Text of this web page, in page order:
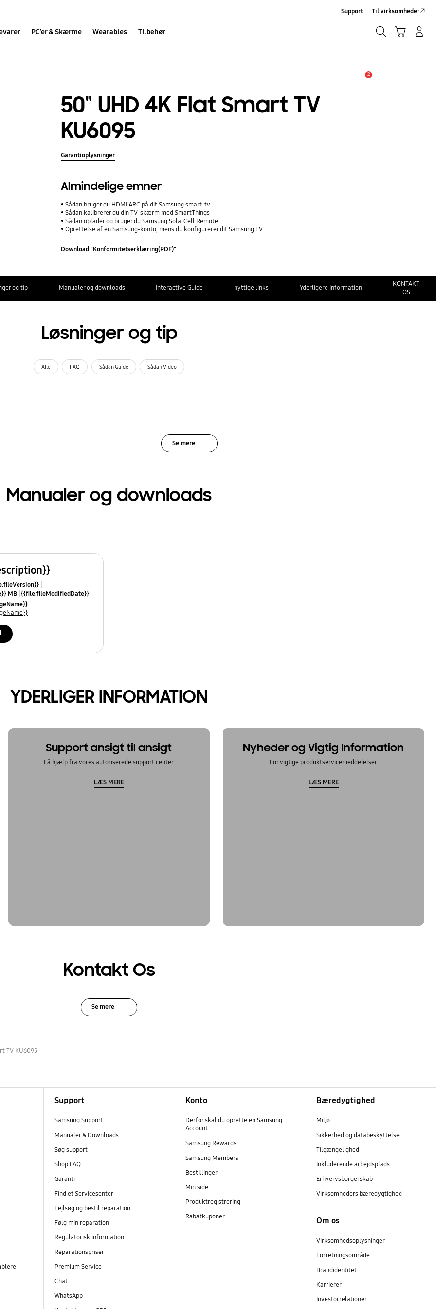
PC’er & Skærme Wearables Tilbehør
Support Til virksomheder
2
50" UHD 4K Flat Smart TV
KU6095
Garantioplysninger
Almindelige emner
Sådan bruger du HDMI ARC på dit Samsung smart-tv
Sådan kalibrerer du din TV-skærm med SmartThings
Sådan oplader og bruger du Samsung SolarCell Remote
Oprettelse af en Samsung-konto, mens du konfigurerer dit Samsung TV
Download "Konformitetserklæring(PDF)"
og tip Manualer og downloads Interactive Guide nyttige links Yderligere Information
KONTAKT
OS
Løsninger og tip
Alle FAQ Sådan Guide Sådan Video
Se mere
Manualer og downloads
MB {{file.fileModifiedDate}}
YDERLIGER INFORMATION
Support ansigt til ansigt
Få hjælp fra vores autoriserede support center
LÆS MERE
Nyheder og Vigtig Information
For vigtige produktservicemeddelelser
LÆS MERE
Kontakt Os
Se mere
TV KU6095
Support
Samsung Support
Manualer & Downloads
Søg support
Shop FAQ
Garanti
Find et Servicesenter
Fejlsøg og bestil reparation
Følg min reparation
Regulatorisk information
Reparationspriser
Premium Service
Chat
WhatsApp
Konto
Derfor skal du oprette en Samsung
Account
Samsung Rewards
Samsung Members
Bestillinger
Min side
Produktregistrering
Rabatkuponer
Bæredygtighed
Miljø
Sikkerhed og databeskyttelse
Tilgængelighed
Inkluderende arbejdsplads
Erhvervsborgerskab
Virksomheders bæredygtighed
Om os
Virksomhedsoplysninger
Forretningsområde
Brandidentitet
Karrierer
Investorrelationer